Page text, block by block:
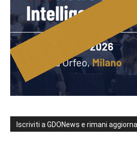
Iscriviti a GDONews e rimani